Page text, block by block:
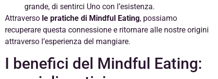
grande, di sentirci Uno con l’esistenza.
Attraverso le pratiche di Mindful Eating, possiamo
recuperare questa connessione e ritornare alle nostre origini
attraverso l’esperienza del mangiare.
I benefici del Mindful Eating: